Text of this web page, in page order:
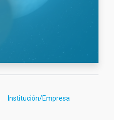
Institución/Empresa